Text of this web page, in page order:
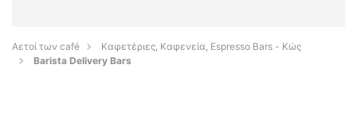
Αετοί των café
Καφετέριες, Καφενεία, Espresso Bars - Κώς
Barista Delivery Bars